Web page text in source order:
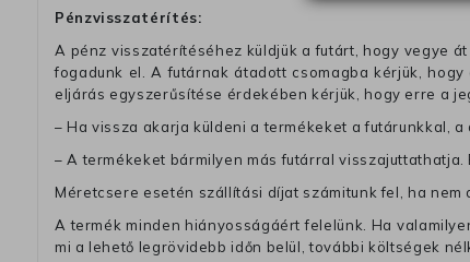
Pénzvisszatérítés:
A pénz visszatérítéséhez küldjük a futárt, hogy vegye
fogadunk el. A futárnak átadott csomagba kérjük,
eljárás egyszerűsítése érdekében kérjük, hogy erre a
– Ha vissza akarja küldeni a termékeket a futárunkkal,
– A termékeket bármilyen más futárral
Méretcsere esetén szállítási díjat számitunk fel, ha nem
A termék minden hiányosságáért felelünk. Ha
mi a lehető legrövidebb időn belül, további költségek